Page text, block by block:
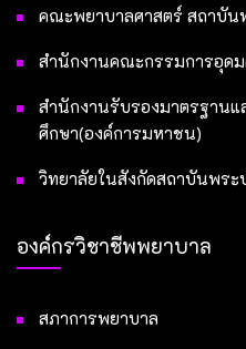
คณะพยาบาลศาสตร์ สถาบั
สำนักงานคณะกรรมการอุด
สำนักงานรับรองมาตรฐาน
ศึกษา(องค์การมหาชน)
วิทยาลัยในสังกัดสถาบันพร
องค์กรวิชาชีพพยาบาล
สภาการพยาบาล